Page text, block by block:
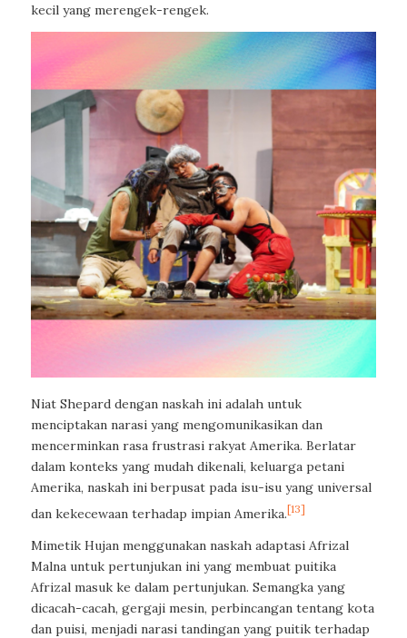
kecil yang merengek-rengek.
Niat Shepard dengan naskah ini adalah untuk
menciptakan narasi yang mengomunikasikan dan
mencerminkan rasa frustrasi rakyat Amerika. Berlatar
dalam konteks yang mudah dikenali, keluarga petani
Amerika, naskah ini berpusat pada isu-isu yang universal
dan kekecewaan terhadap impian Amerika.[13]
Mimetik Hujan menggunakan naskah adaptasi Afrizal
Malna untuk pertunjukan ini yang membuat puitika
Afrizal masuk ke dalam pertunjukan. Semangka yang
dicacah-cacah, gergaji mesin, perbincangan tentang kota
dan puisi, menjadi narasi tandingan yang puitik terhadap